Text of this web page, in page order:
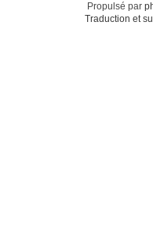
Propulsé par
Traduction et